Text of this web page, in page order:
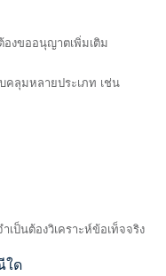
องขออนุญาตเพิ่มเติม
ลุมหลายประเภท เช่น
ป็นต้องวิเคราะห์ข้อเท็จจริง
ใด